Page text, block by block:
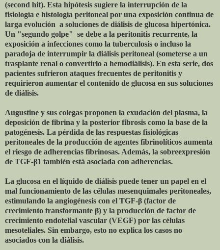
(second hit). Esta hipótesis sugiere la interrupción de la
fisiología e histología peritoneal por una exposición continua de
larga evolución a soluciones de diálisis de glucosa hipertónica.
Un "segundo golpe" se debe a la peritonitis recurrente, la
exposición a infecciones como la tuberculosis o incluso la
paradoja de interrumpir la diálisis peritoneal (someterse a un
trasplante renal o convertirlo a hemodiálisis). En esta serie, dos
pacientes sufrieron ataques frecuentes de peritonitis y
requirieron aumentar el contenido de glucosa en sus soluciones
de diálisis.
Augustine y sus colegas proponen la exudación del plasma, la
deposición de fibrina y la posterior fibrosis como la base de la
patogénesis. La pérdida de las respuestas fisiológicas
peritoneales de la producción de agentes fibrinolíticos aumenta
el riesgo de adherencias fibrinosas. Además, la sobreexpresión
de TGF-β1 también está asociada con adherencias.
La glucosa en el líquido de diálisis puede tener un papel en el
mal funcionamiento de las células mesenquimales peritoneales,
estimulando la angiogénesis con el TGF-β (factor de
crecimiento transformante β) y la producción de factor de
crecimiento endotelial vascular (VEGF) por las células
mesoteliales. Sin embargo, esto no explica los casos no
asociados con la diálisis.